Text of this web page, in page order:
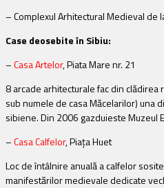
– Complexul Arhitectural Medieval de
Case deosebite în Sibiu:
–Casa Artelor, Piata Mare nr. 21
8 arcade arhitecturale fac din clădirea
sub numele de casa Măcelarilor) una
sibiene. Din 2006 gazduieste Muzeul
–Casa Calfelor,Piaţa Huet
Loc de întâlnire anuală a calfelor
manifestărilor medievale dedicate